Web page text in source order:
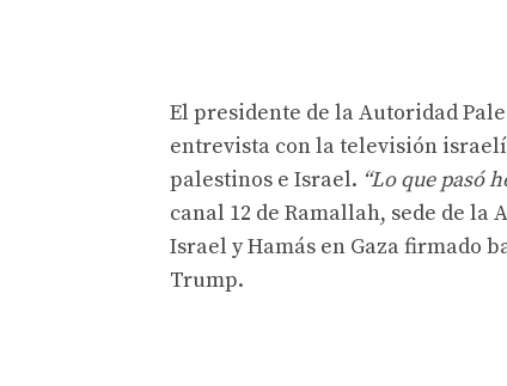
El presidente de la Autoridad
entrevista con la televisión
palestinos e Israel. “Lo que pasó
canal 12 de Ramallah, sede de
Israel y Hamás en Gaza firmado
Trump.